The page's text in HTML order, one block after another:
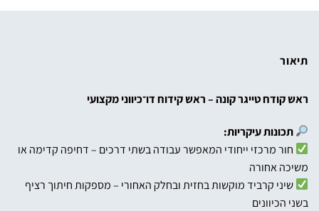
תיאור
ראש קודח טייגר קונה – ראש קידוח דו־כיווני מקצועי
תכונות עיקריות:
חור מרכזי ייחודי המאפשר עבודה בשתי דרכים – דחיפה קדימה או
משיכה אחורה
שיני קרביד מוקשות בחזית ובחלק האחורי – מספקות חיתוך רציף
בשני הכיוונים